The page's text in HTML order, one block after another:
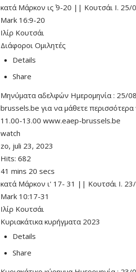
κατά Μάρκον ις΄ 9-20 || Κουτσάι Ι. 25/
Mark 16:9-20
Ιλίρ Κουτσάι
Διάφοροι Ομιλητές
Details
Share
Μηνύματα αδελφών Ημερομηνία : 25/
brussels.be για να μάθετε
11.00-13.00 www.eaep-brussels.be
watch
zo, juli 23, 2023
Hits: 682
41 mins 20 secs
κατά Μάρκον ι' 17- 31 || Κουτσάι Ι.
Mark 10:17-31
Ιλίρ Κουτσάι
Κυριακάτικα κυρήγματα 2023
Details
Share